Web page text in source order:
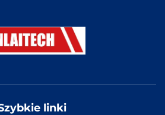
linki